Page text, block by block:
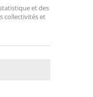
et des
collectivités et